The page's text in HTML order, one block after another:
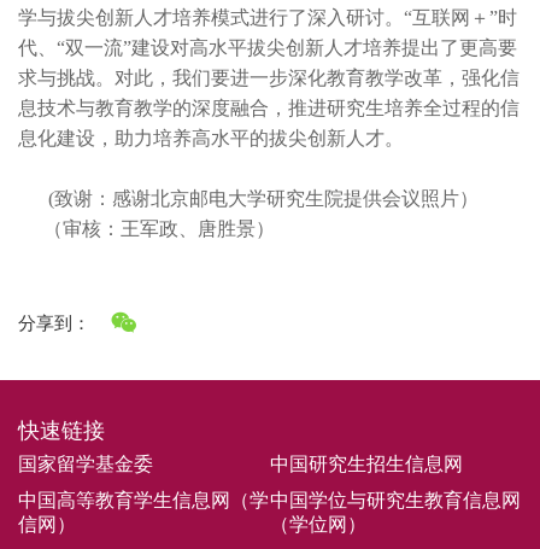
学与拔尖创新人才培养模式进行了深入研讨。“互联网＋”时
代、“双一流”建设对高水平拔尖创新人才培养提出了更高要
求与挑战。对此，我们要进一步深化教育教学改革，强化信
息技术与教育教学的深度融合，推进研究生培养全过程的信
息化建设，助力培养高水平的拔尖创新人才。
(致谢：感谢北京邮电大学研究生院提供会议照片）
（审核：王军政、唐胜景）
分享到：
快速链接
国家留学基金委
中国研究生招生信息网
中国高等教育学生信息网（学
信网）
中国学位与研究生教育信息网
（学位网）